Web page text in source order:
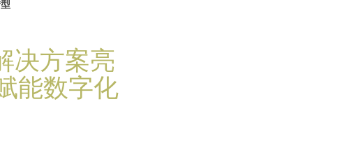
决方案亮
能数字化